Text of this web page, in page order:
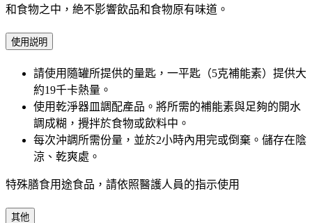
和食物之中，絶不影響飲品和食物原有味道。
使用説明
請使用隨罐所提供的量匙，一平匙（5克補能素）提供大
約19千卡熱量。
使用乾淨器皿調配產品。將所需的補能素與足夠的開水
調成糊，攪拌於食物或飲料中。
每次沖調所需份量，並於2小時內用完或倒棄。儲存在陰
涼、乾爽處。
特殊膳食用途食品，請依照醫護人員的指示使用
其他